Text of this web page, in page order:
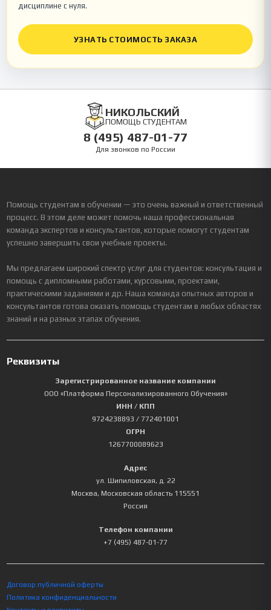
дисциплине с нуля.
УЗНАТЬ СТОИМОСТЬ ЗАКАЗА
НИКОЛЬСКИЙ
ПОМОЩЬ СТУДЕНТАМ
8 (495) 487-01-77
Для звонков по России
Помощь студентам в обучении — это очень важный и ответственный
процесс. В этом деле может помочь наша профессиональная
команда экспертов и консультантов, которые помогут студентам
успешно завершить свои учебные проекты.
Мы предлагаем широкий спектр услуг для студентов: консультация и
помощь с дипломными работами, курсовыми, проектами,
практическими заданиями и др. Наша команда опытных авторов и
консультантов готова оказать помощь студентам в любых областях
знаний и на разных этапах обучения.
Реквизиты
Зарегистрированное название компании
ООО «Платформа Персонализированного Обучения»
ИНН / КПП
9724238893 / 772401001
ОГРН
1267700089623
Адрес
ул. Шипиловская, д. 22
Москва, Московская область 115551
Россия
Телефон компании
+7 (495) 487-01-77
Договор публичной оферты
Политика конфиденциальности